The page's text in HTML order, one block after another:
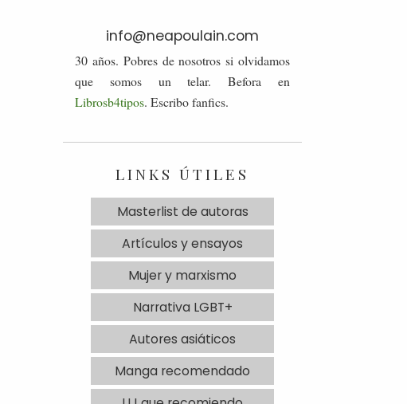
info@neapoulain.com
30 años. Pobres de nosotros si olvidamos
que somos un telar. Befora en
Librosb4tipos. Escribo fanfics.
LINKS ÚTILES
Masterlist de autoras
Artículos y ensayos
Mujer y marxismo
Narrativa LGBT+
Autores asiáticos
Manga recomendado